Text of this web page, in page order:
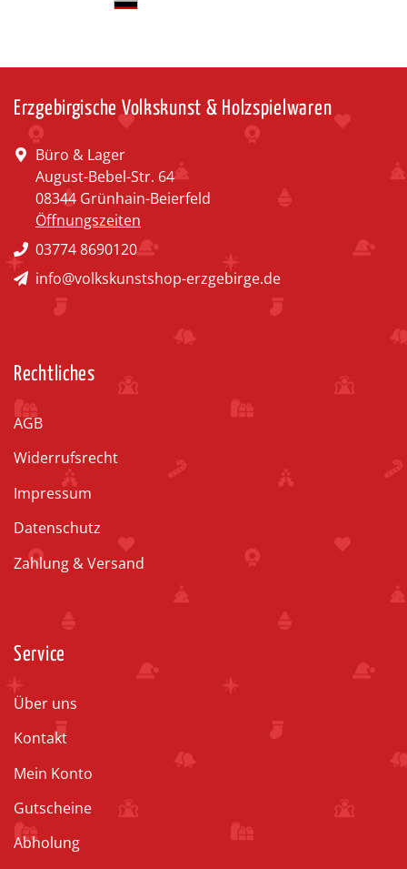
Erzgebirgische Volkskunst & Holzspielwaren
Büro & Lager
August-Bebel-Str. 64
08344 Grünhain-Beierfeld
Öffnungszeiten
03774 8690120
info@volkskunstshop-erzgebirge.de
Rechtliches
AGB
Widerrufsrecht
Impressum
Datenschutz
Zahlung & Versand
Service
Über uns
Kontakt
Mein Konto
Gutscheine
Abholung